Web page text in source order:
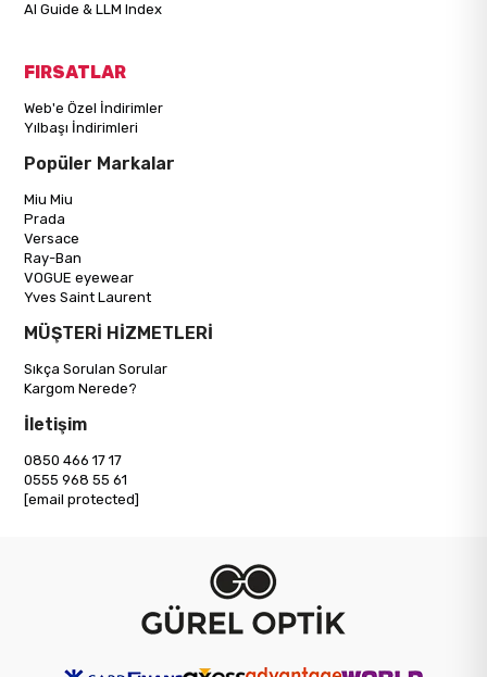
AI Guide & LLM Index
FIRSATLAR
Web'e Özel İndirimler
Yılbaşı İndirimleri
Popüler Markalar
Miu Miu
Prada
Versace
Ray-Ban
VOGUE eyewear
Yves Saint Laurent
MÜŞTERİ HİZMETLERİ
Sıkça Sorulan Sorular
Kargom Nerede?
İletişim
0850 466 17 17
0555 968 55 61
[email protected]